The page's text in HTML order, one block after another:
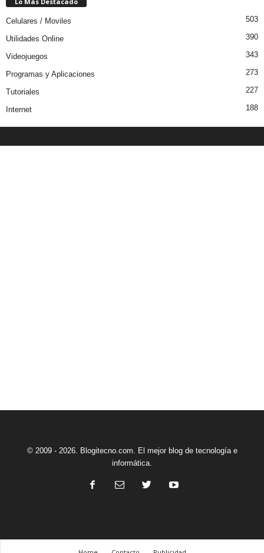
Celulares / Moviles 503
Utilidades Online 390
Videojuegos 343
Programas y Aplicaciones 273
Tutoriales 227
Internet 188
© 2009 - 2026. Blogitecno.com. El mejor blog de tecnología e
informática.